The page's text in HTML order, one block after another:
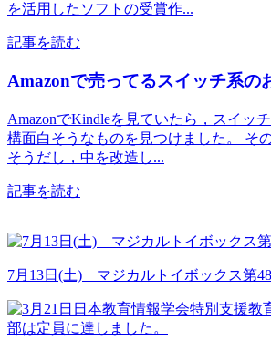
を活用したソフトの受賞作...
記事を読む
Amazonで売ってるスイッチ系の
AmazonでKindleを見ていたら，スイッ
構面白そうなものを見つけました。 そ
そうだし，中を改造し...
記事を読む
7月13日(土) マジカルトイボックス第